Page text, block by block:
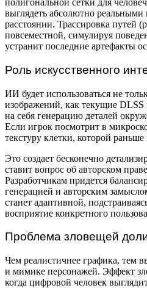
полигональной сетки для
выглядеть абсолютно
расстоянии. Трассировка путей
повсеместной, симулируя
устранит последние артефакты
Роль искусственного
ИИ будет использоваться не
изображений, как текущие
на себя генерацию деталей
Если игрок посмотрит в
текстуру клетки, которой раньше
Это создает бесконечно
ставит вопрос об авторском
Разработчикам придется
генерацией и авторским
станет адаптивной,
восприятие конкретного
Проблема зловещей
Чем реалистичнее графика, тем
и мимике персонажей. Эффект
когда цифровой человек